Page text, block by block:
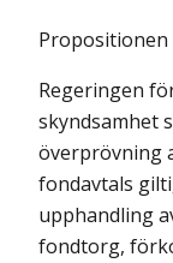
Propositionen
Regeringen
skyndsamhet
överprövning
fondavtals
upphandling
fondtorg,